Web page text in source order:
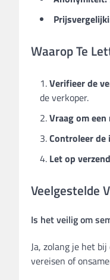
Waarop Te
Verifieer de
de verkoper.
Vraag om een
Controleer
Let op
Veelgestelde
Is het veilig om
Ja, zolang je het
vereisen of